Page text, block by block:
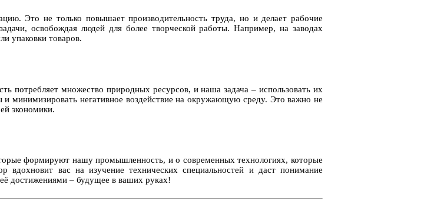
Это не только повышает производительность труда, но и делает рабочие
освобождая людей для более творческой работы. Например, на заводах
упаковки товаров.
множество природных ресурсов, и наша задача – использовать их
минимизировать негативное воздействие на окружающую среду. Это важно не
экономики.
формируют нашу промышленность, и о современных технологиях, которые
вдохновит вас на изучение технических специальностей и даст понимание
достижениями – будущее в ваших руках!